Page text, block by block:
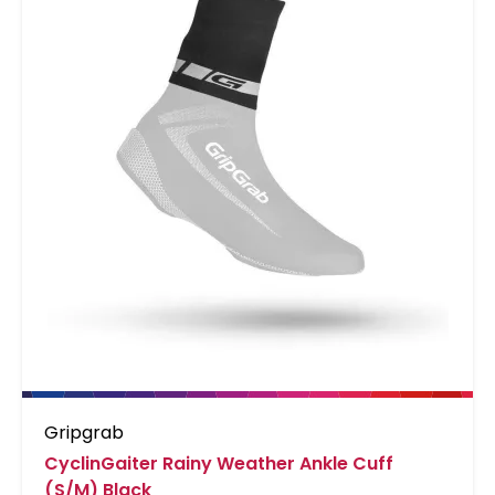
overschoenen bijzonder gemakkelijk aan en uit
Gripgrab
CyclinGaiter Rainy Weather Ankle Cuff
(S/M) Black